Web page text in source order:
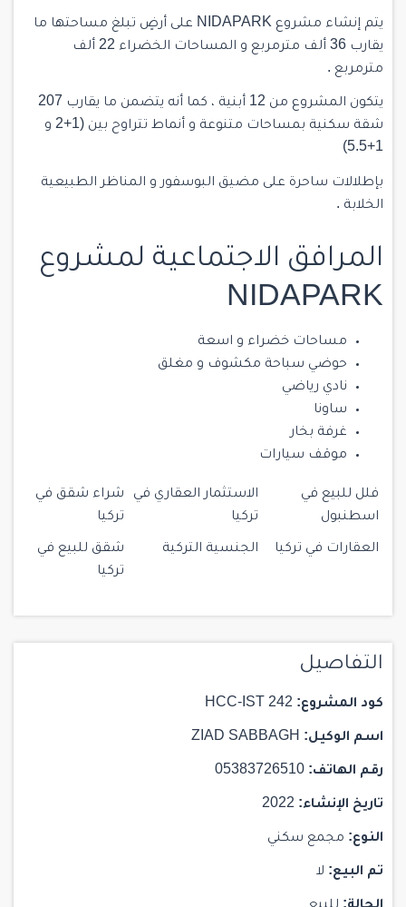
يتم إنشاء مشروع NIDAPARK على أرضٍ تبلغ مساحتها ما
يقارب 36 ألف مترمربع و المساحات الخضراء 22 ألف
مترمربع .
يتكون المشروع من 12 أبنية ، كما أنه يتضمن ما يقارب 207
شقة سكنية بمساحات متنوعة و أنماط تتراوح بين (1+2 و
1+5.5)
بإطلالات ساحرة على مضيق البوسفور و المناظر الطبيعية
الخلابة .
المرافق الاجتماعية لمشروع
NIDAPARK
مساحات خضراء و اسعة
حوضي سباحة مكشوف و مغلق
نادي رياضي
ساونا
غرفة بخار
موقف سيارات
فلل للبيع في
اسطنبول
الاستثمار العقاري في
تركيا
شراء شقق في
تركيا
العقارات في تركيا الجنسية التركية
شقق للبيع في
تركيا
التفاصيل
كود المشروع:
اسم الوكيل:
رقم الهاتف:
تاريخ الإنشاء:
النوع: مجمع سكني
تم البيع: